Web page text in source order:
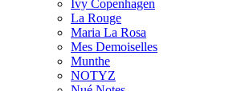
Ivy Copenhagen
La Rouge
Maria La Rosa
Mes Demoiselles
Munthe
NOTYZ